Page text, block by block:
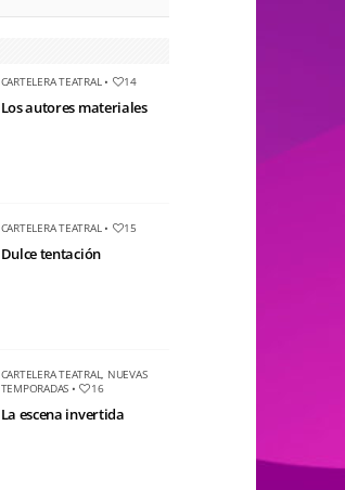
CARTELERA TEATRAL• 14
Los autores materiales
CARTELERA TEATRAL• 15
Dulce tentación
CARTELERA TEATRAL, NUEVAS
TEMPORADAS • 16
La escena invertida